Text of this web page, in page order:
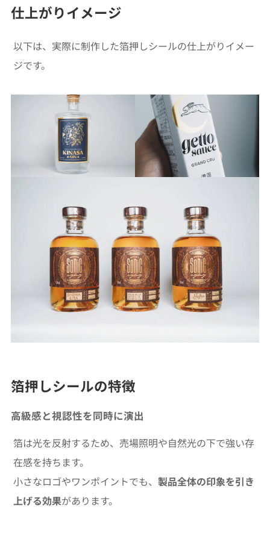
仕上がりイメージ
以下は、実際に制作した箔押しシールの仕上がりイメー
ジです。
箔押しシールの特徴
高級感と視認性を同時に演出
箔は光を反射するため、売場照明や自然光の下で強い存
在感を持ちます。
小さなロゴやワンポイントでも、 製品全体の印象を引き
上げる効果があります。